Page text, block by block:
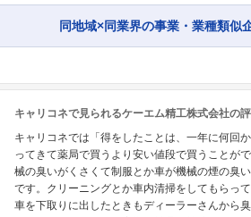
同地域×同業界の事業・業種類似
キャリコネで見られるケーエム精工株式会社の
キャリコネでは「得をしたことは、一年に何回
ってきて薬局で買うより安い値段で買うことが
械の臭いがくさくて制服とか車が機械の煙の臭
です。クリーニングとか車内清掃をしてもらっ
車を下取りに出したときもディーラーさんから